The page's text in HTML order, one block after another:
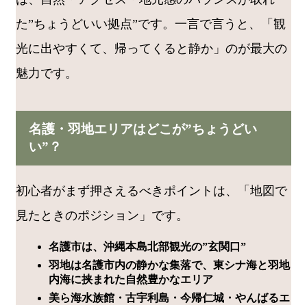
た”ちょうどいい拠点”です。一言で言うと、「観
光に出やすくて、帰ってくると静か」のが最大の
魅力です。
名護・羽地エリアはどこが”ちょうどい
い”？
初心者がまず押さえるべきポイントは、「地図で
見たときのポジション」です。
名護市は、沖縄本島北部観光の”玄関口”
羽地は名護市内の静かな集落で、東シナ海と羽地
内海に挟まれた自然豊かなエリア
美ら海水族館・古宇利島・今帰仁城・やんばるエ